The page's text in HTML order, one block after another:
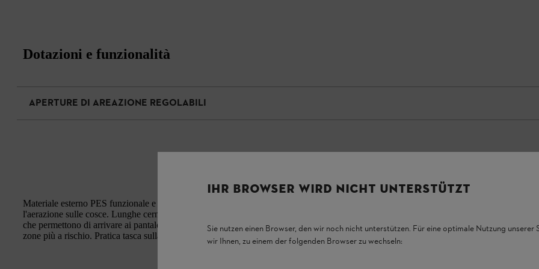
Dotazioni e funzionalità
APERTURE DI AREAZIONE REGOLABILI
Materiale esterno PES funzionale e traspirante. perfetta impermeabilità, cerniere impermeabili. Cerniere per
l'aerazione sulle cosce. Lunghe cerniere laterali per una maggiore comodità. Aperture per l'aerazione sui fianchi
che permettono di arrivare ai pantaloni da lavoro. protezione collaudata contro le spine in Action Arctic nelle
zone più a rischio. Pratica tasca sulla coscia.
IHR BROWSER WIRD NICHT UNTERSTÜTZT
Sie nutzen einen Browser, den wir noch nicht unterstützen. Für eine optimale Nutzung unserer
wir Ihnen, zu einem der folgenden Browser zu wechseln: